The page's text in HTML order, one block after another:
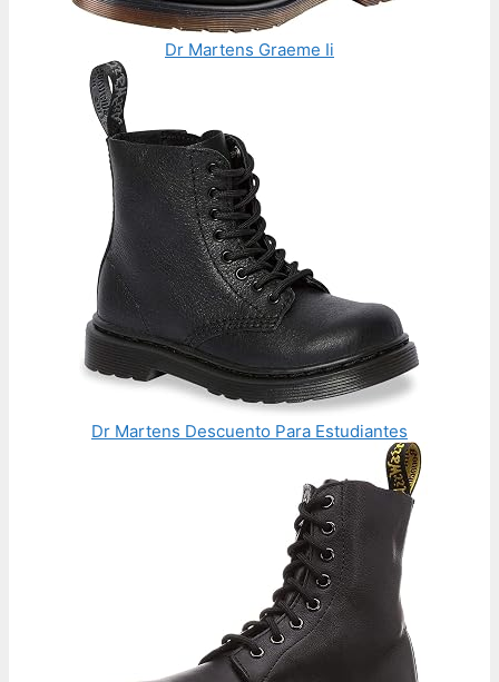
Dr Martens Graeme Ii
Dr Martens Descuento Para Estudiantes